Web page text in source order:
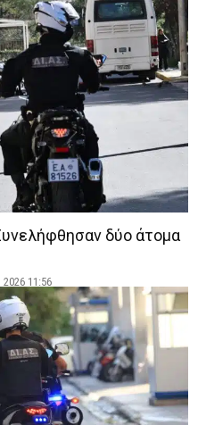
δύο άτομα
11:56